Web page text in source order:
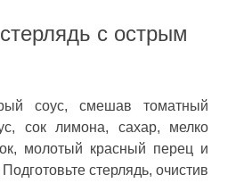
с острым
соус, смешав томатный
сок лимона, сахар, мелко
молотый красный перец и
стерлядь, очистив